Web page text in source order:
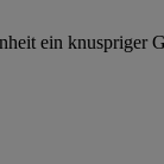
ein